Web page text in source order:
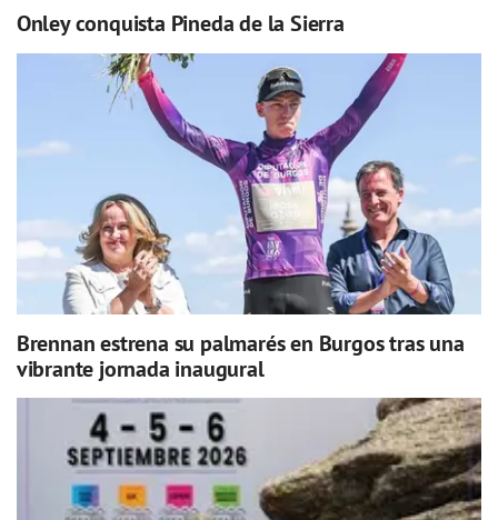
Onley conquista Pineda de la Sierra
Brennan estrena su palmarés en Burgos tras una
vibrante jornada inaugural